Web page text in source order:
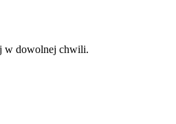
w dowolnej chwili.